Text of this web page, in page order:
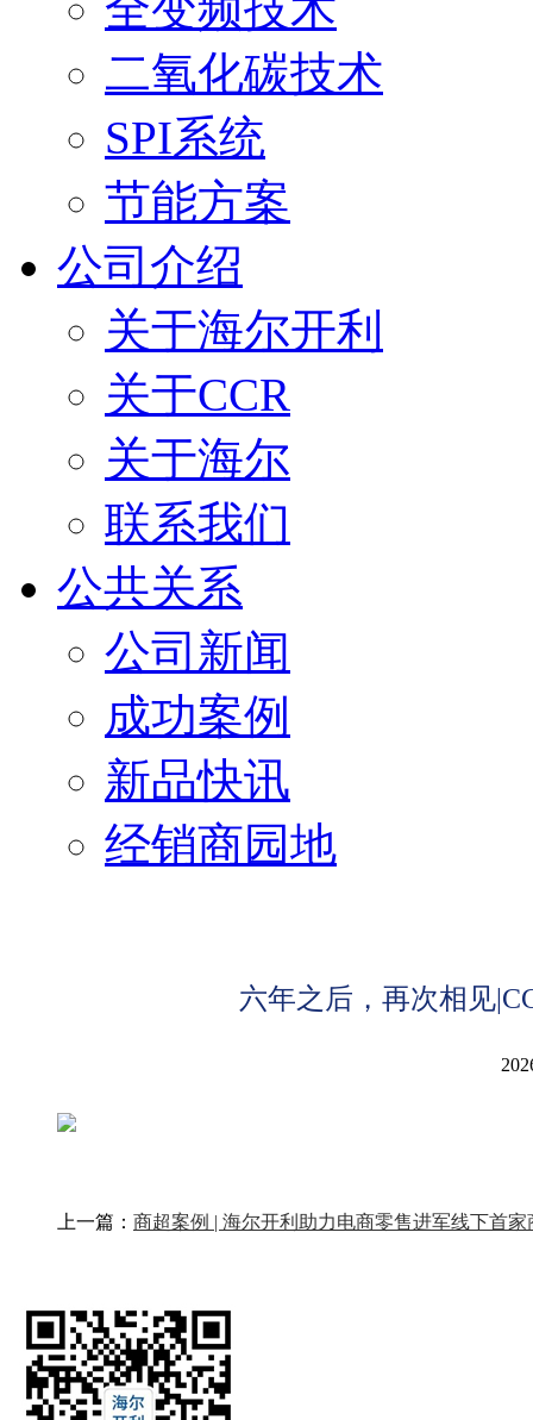
二氧化碳技术
SPI系统
节能方案
公司介绍
关于海尔开利
关于CCR
关于海尔
联系我们
公共关系
公司新闻
成功案例
新品快讯
经销商园地
六年之后，再次相见
上一篇： 商超案例 | 海尔开利助力电商零售进军线下首家